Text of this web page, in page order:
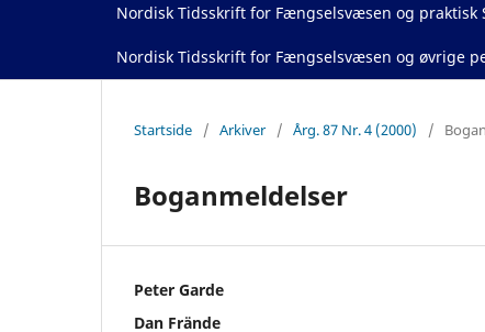
Nordisk Tidsskrift for Fængselsvæsen og praktisk
Nordisk Tidsskrift for Fængselsvæsen og øvrige
Startside / Arkiver / Årg. 87 Nr. 4 (2000) /
Boganmeldelser
Peter Garde
Dan Frände